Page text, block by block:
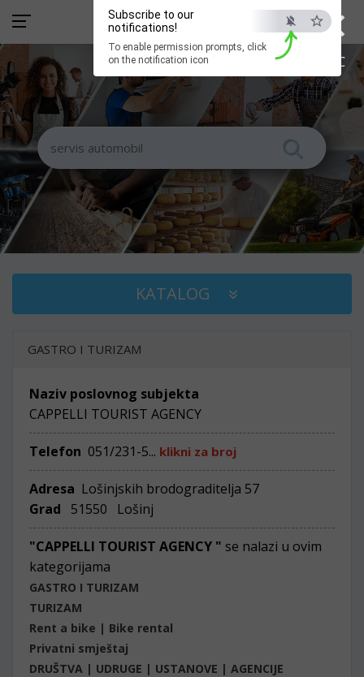
×
ESC
Subscribe to our
notifications!
To enable permission prompts, click
on the notification icon
KATALOG
GASTRO I TURIZAM
Naziv poslovnog subjekta
CAPPELLI TOURIST AGENCY
Telefon 051/231-5... klikni za broj
Adresa Lošinjskih brodograditelja 57
Grad
51550 Lošinj
"CAPPELLI TOURIST AGENCY " se nalazi u ovim
kategorijama
GASTRO I TURIZAM
TURIZAM
Rent a bike | Bike rental
Privatni smještaj
DRUŠTVA | UDRUGE | USTANOVE | AGENCIJE